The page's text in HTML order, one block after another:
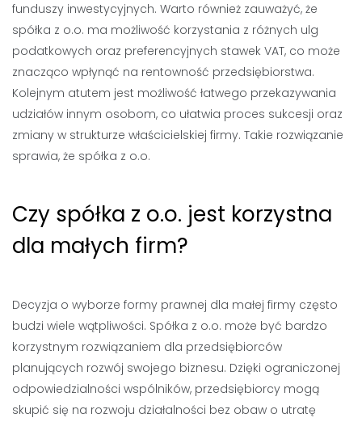
funduszy inwestycyjnych. Warto również zauważyć, że
spółka z o.o. ma możliwość korzystania z różnych ulg
podatkowych oraz preferencyjnych stawek VAT, co może
znacząco wpłynąć na rentowność przedsiębiorstwa.
Kolejnym atutem jest możliwość łatwego przekazywania
udziałów innym osobom, co ułatwia proces sukcesji oraz
zmiany w strukturze właścicielskiej firmy. Takie rozwiązanie
sprawia, że spółka z o.o.
Czy spółka z o.o. jest korzystna
dla małych firm?
Decyzja o wyborze formy prawnej dla małej firmy często
budzi wiele wątpliwości. Spółka z o.o. może być bardzo
korzystnym rozwiązaniem dla przedsiębiorców
planujących rozwój swojego biznesu. Dzięki ograniczonej
odpowiedzialności wspólników, przedsiębiorcy mogą
skupić się na rozwoju działalności bez obaw o utratę